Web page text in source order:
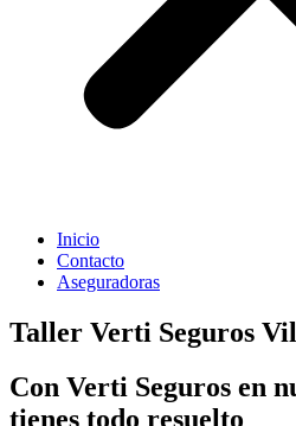
Inicio
Contacto
Aseguradoras
Taller Verti Seguros
Con Verti Seguros en
tienes todo resuelto